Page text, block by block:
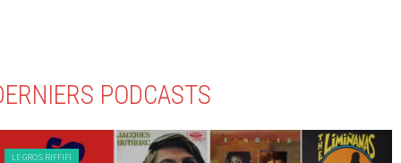
PODCASTS
LE GROS RIFFIFI